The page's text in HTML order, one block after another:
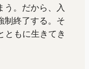
う。だから、入
制終了する。そ
ともに生きてき